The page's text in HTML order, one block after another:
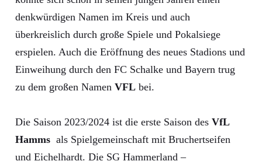
denkwürdigen Namen im Kreis und auch
überkreislich durch große Spiele und Pokalsiege
erspielen. Auch die Eröffnung des neues Stadions und
Einweihung durch den FC Schalke und Bayern trug
zu dem großen Namen VFL bei.
Die Saison 2023/2024 ist die erste Saison des VfL
Hamms als Spielgemeinschaft mit Bruchertseifen
und Eichelhardt. Die SG Hammerland –